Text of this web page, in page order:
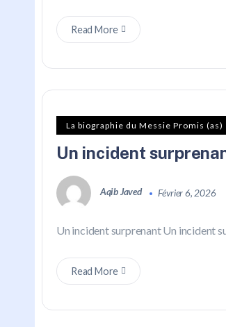
Read More
La biographie du Messie Promis (as)
Un incident
Aqib Javed Février 6, 2026
Un incident surprenant Un incident
Read More